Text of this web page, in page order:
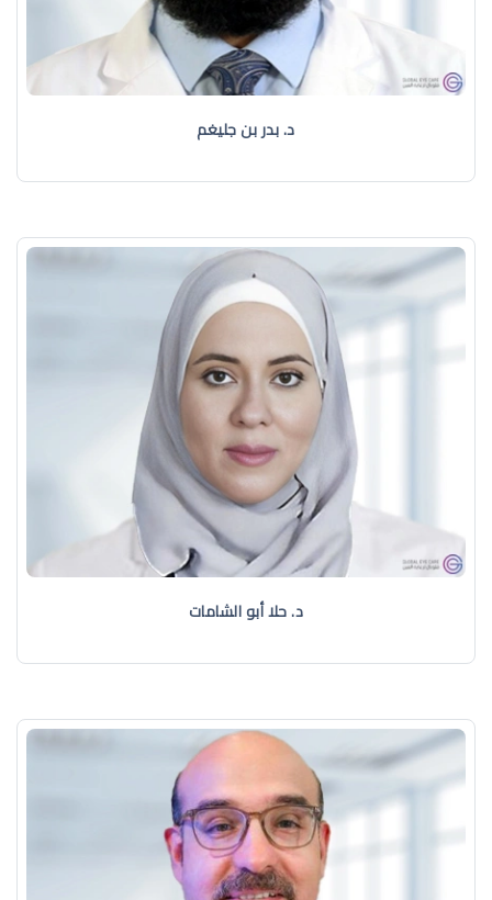
د. بدر بن جليغم
د. حلا أبو الشامات